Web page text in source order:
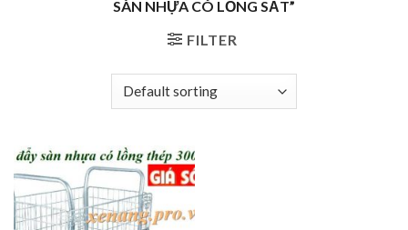
SÀN NHỰA CÓ LỒNG SẮT”
FILTER